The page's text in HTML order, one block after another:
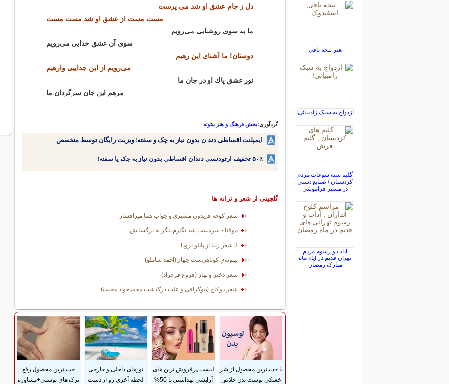
دل ز جام عشق او شد می پرست
مست مست از عشق او شد مست مست
ما به سوی روشنایی می‌رويم
سوی آن عشق خدايی می‌رويم
دوستان! ما آشنای اين رهيم
می‌رويم از اين جدايیی وارهيم
نور عشق پاك او در جان ما
مرهم اين جان سرگردان ما
گردآوری:بخش فرهنگ و هنر بیتوته
ایمپلنت اقساطی دندان بدون نیاز به چک و سفته! ویزیت رایگان توسط متخصص
۵۰٪ تخفیف ارتودنسی دندان اقساطی بدون نیاز به چک یا سفته!
گلچینی از شعر و ترانه ها
شعر کوچه فریدون مشیری و جواب هما میرافشار
مولانا - سرمست شد نگارم بنگر به نرگسانش
3 شعر زیبا از پابلو نرودا
بيتوته‌یِ کوتاهی‌ست جهان(احمد شاملو)
شعر دختر و بهار (فروغ فرحزاد)
شعر دوکاج (بیوگرافی و علت درگذشت محمدجواد محبت)
با جدیدترین محصول از شر
خشکی پوست بدن خلاص
لیست پرفروش ترین های
آرایشی بهداشتی با 50%
تورهای داخلی و خارجی
لحظه آخری رو از دست
جدیدترین محصول رفع
ترک های پوستی+مشاوره
هنر پنجه بافی
ازدواج به سبک زامبیائی!
گلیم سنه سوغات مردم
کردستان / صنایع دستی
در مسیر فراموشی
آداب و رسوم مردم
تهران قدیم در ایام ماه
مبارک رمضان